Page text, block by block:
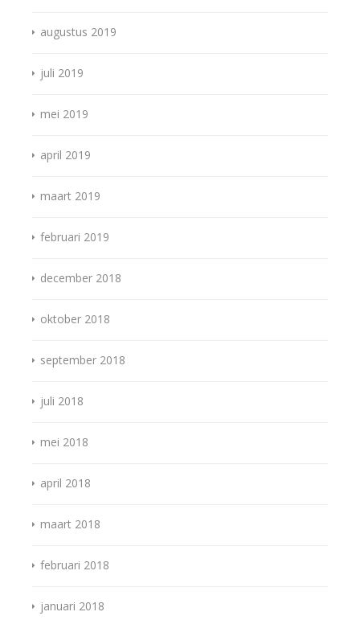
augustus 2019
juli 2019
mei 2019
april 2019
maart 2019
februari 2019
december 2018
oktober 2018
september 2018
juli 2018
mei 2018
april 2018
maart 2018
februari 2018
januari 2018